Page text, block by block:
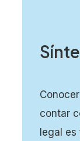
contar
legal